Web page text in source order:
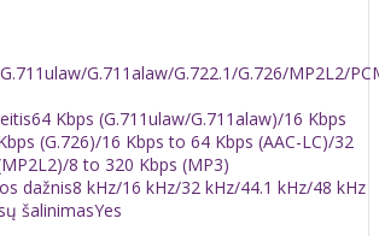
G.711ulaw/G.711alaw/G.722.1/G.726/MP2L2/
64 Kbps (G.711ulaw/G.711alaw)/16 Kbps
(G.726)/16 Kbps to 64 Kbps (AAC-LC)/32
8 to 320 Kbps (MP3)
dažnis8 kHz/16 kHz/32 kHz/44.1 kHz/48 kHz
šalinimasYes